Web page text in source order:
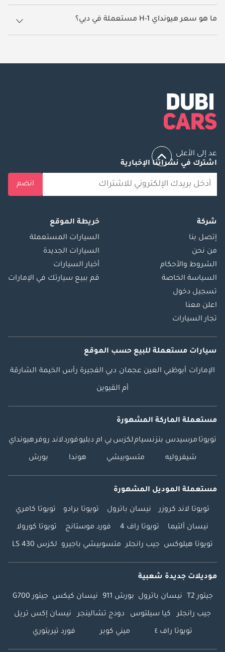
3 سيارة هيونداي H-1 مستعملة متوفرة للبيع في دبي.
ما هو سعر هيونداي H-1 مستعملة في دبي؟
يبدأ سعر سيارة هيونداي H-1 مستعملة في دبي 35,000.
عد إلى الأعلى
اشترك في نشراتنا الإخبارية
انضم
شركة
إتصل بنا
من نحن
الشروط والأحكام
السياسة الخاصة
تسجيل دخول
اعلن معنا
تجار السيارات
خريطة الموقع
السيارات المستعملة
السيارات الجديدة
أخبار السيارات
قم ببيع سيارتك في الإمارات
سيارات مستعملة للبيع حسب الموقع
الإمارات أبوظبي العين عجمان دبي الفجيرة رأس الخيمة الشارقة
أم القيوين
مستعملة الماركة المشهورة
تويوتا مرسيدس بنزنسياملكزس بي ام دبليوفوردلاند روفرهيونداي
شيفروليه متسوبيشي هوندا بورش
مستعملة الموديل المشهورة
تويوتا لاند كروزر نيسان باترول تويوتا برادو تويوتا كامري
نيسان ألتيما تويوتا راف 4 فورد موستانج تويوتا كورولا
تويوتا هيلوكس جيب رانجلر متسوبيشي باجيرو لكزس LS 430
موديلات جديدة شعبية
جيتور T2 نيسان باترول بورش 911 نيسان كيكس جيتور G700
جيب رانجلر كيا سيلتوس دودج تشالينجر نيسان إكس تريل
تويوتا راف ٤ ميني كوبر فورد تيريتوري